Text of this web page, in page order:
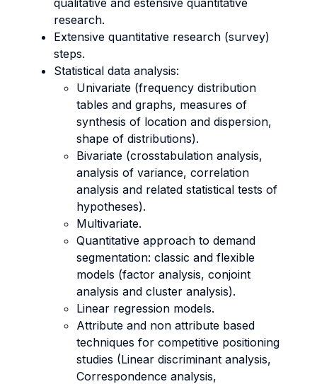
qualitative and estensive quantitative
research.
Extensive quantitative research (survey)
steps.
Statistical data analysis:
Univariate (frequency distribution
tables and graphs, measures of
synthesis of location and dispersion,
shape of distributions).
Bivariate (crosstabulation analysis,
analysis of variance, correlation
analysis and related statistical tests of
hypotheses).
Multivariate.
Quantitative approach to demand
segmentation: classic and flexible
models (factor analysis, conjoint
analysis and cluster analysis).
Linear regression models.
Attribute and non attribute based
techniques for competitive positioning
studies (Linear discriminant analysis,
Correspondence analysis,